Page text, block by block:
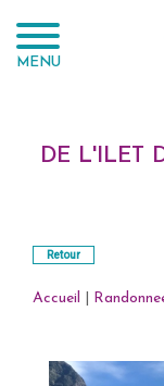
MENU
DE L'ILET
Retour
Accueil